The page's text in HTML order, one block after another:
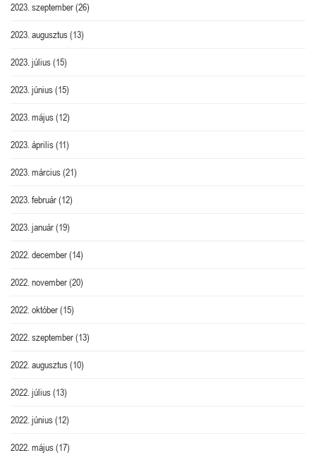
2023. szeptember(26)
2023. augusztus(13)
2023. július(15)
2023. június(15)
2023. május(12)
2023. április(11)
2023. március(21)
2023. február(12)
2023. január(19)
2022. december(14)
2022. november(20)
2022. október(15)
2022. szeptember(13)
2022. augusztus(10)
2022. július(13)
2022. június(12)
2022. május(17)